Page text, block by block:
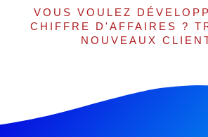
VOUS VOULEZ
CHIFFRE D'AFFAIRES ?
NOUVEAUX